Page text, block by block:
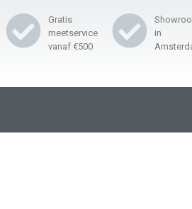
Gratis
meetservice
vanaf €500
in